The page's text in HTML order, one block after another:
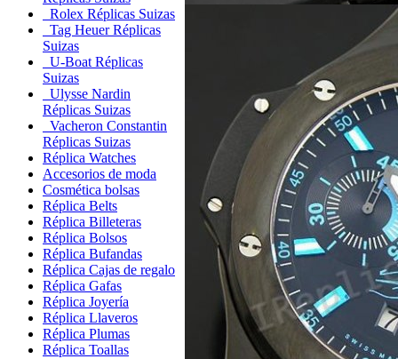
Rolex Réplicas Suizas
Tag Heuer Réplicas
Suizas
U-Boat Réplicas
Suizas
Ulysse Nardin
Réplicas Suizas
Vacheron Constantin
Réplicas Suizas
Réplica Watches
Accesorios de moda
Cosmética bolsas
Réplica Belts
Réplica Billeteras
Réplica Bolsos
Réplica Bufandas
Réplica Cajas de regalo
Réplica Gafas
Réplica Joyería
Réplica Llaveros
Réplica Plumas
Réplica Toallas